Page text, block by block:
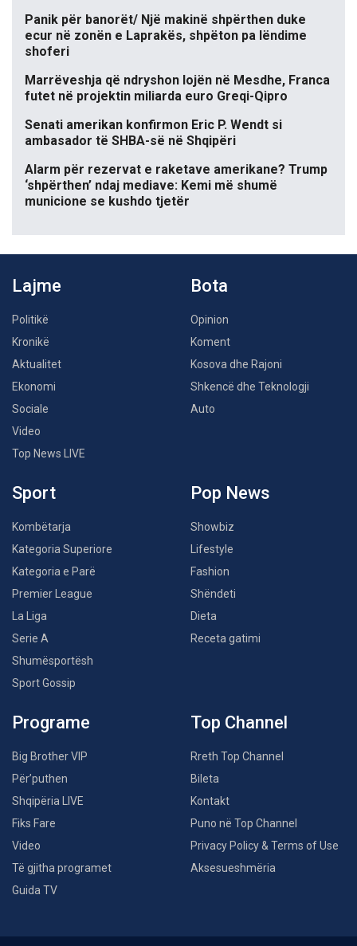
Panik për banorët/ Një makinë shpërthen duke
ecur në zonën e Laprakës, shpëton pa lëndime
shoferi
Marrëveshja që ndryshon lojën në Mesdhe, Franca
futet në projektin miliarda euro Greqi-Qipro
Senati amerikan konfirmon Eric P. Wendt si
ambasador të SHBA-së në Shqipëri
Alarm për rezervat e raketave amerikane? Trump
‘shpërthen’ ndaj mediave: Kemi më shumë
municione se kushdo tjetër
Lajme
Politikë
Kronikë
Aktualitet
Ekonomi
Sociale
Video
Top News LIVE
Bota
Opinion
Koment
Kosova dhe Rajoni
Shkencë dhe Teknologji
Auto
Sport
Kombëtarja
Kategoria Superiore
Kategoria e Parë
Premier League
La Liga
Serie A
Shumësportësh
Sport Gossip
Pop News
Showbiz
Lifestyle
Fashion
Shëndeti
Dieta
Receta gatimi
Programe
Big Brother VIP
Për’puthen
Shqipëria LIVE
Fiks Fare
Video
Të gjitha programet
Guida TV
Top Channel
Rreth Top Channel
Bileta
Kontakt
Puno në Top Channel
Privacy Policy & Terms of Use
Aksesueshmëria